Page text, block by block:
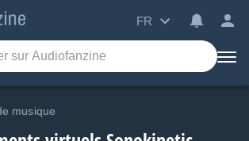
FR
musique